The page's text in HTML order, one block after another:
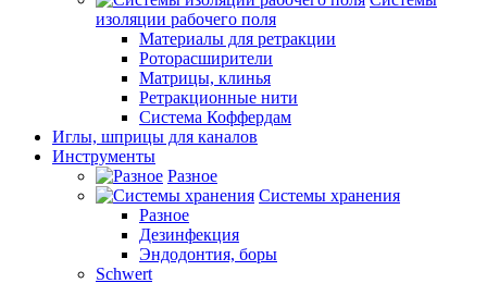
изоляции рабочего поля
Материалы для ретракции
Роторасширители
Матрицы, клинья
Ретракционные нити
Система Коффердам
Иглы, шприцы для каналов
Инструменты
Разное
Системы хранения
Разное
Дезинфекция
Эндодонтия, боры
Schwert